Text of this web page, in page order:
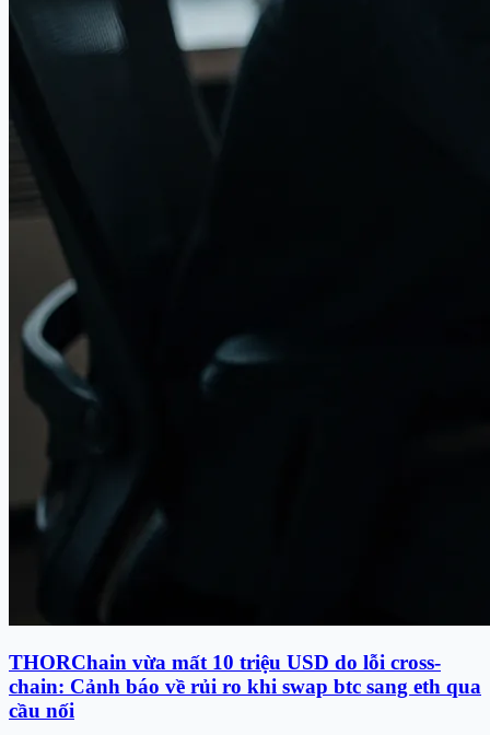
THORChain vừa mất 10 triệu USD do lỗi cross-
chain: Cảnh báo về rủi ro khi swap btc sang eth qua
cầu nối